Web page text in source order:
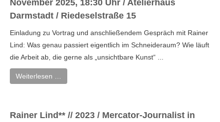
Darmstadt / Riedeselstraße 15
Einladung zu Vortrag und anschließendem Gespräch mit Rainer
Lind: Was genau passiert eigentlich im Schneideraum? Wie läuft
die Arbeit ab, die gerne als „unsichtbare Kunst“ ...
Weiterlesen …
Rainer Lind** // 2023 / Mercator-Journalist in